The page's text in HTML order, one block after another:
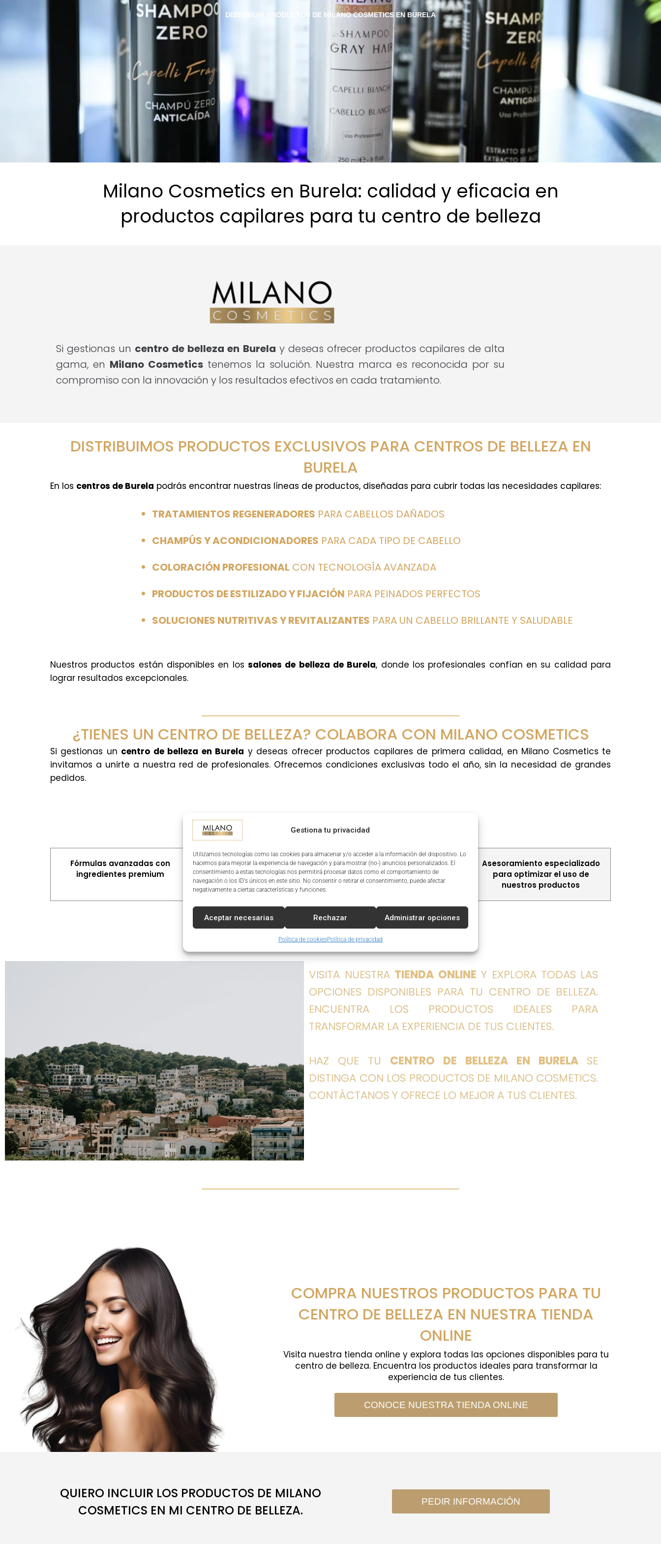
Gestiona tu privacidad
Utilizamos tecnologías como las cookies para almacenar y/o acceder a la información del dispositivo. Lo
hacemos para mejorar la experiencia de navegación y para mostrar (no-) anuncios personalizados. El
consentimiento a estas tecnologías nos permitirá procesar datos como el comportamiento de
navegación o los ID's únicos en este sitio. No consentir o retirar el consentimiento, puede afectar
negativamente a ciertas características y funciones.
Aceptar necesarias Rechazar Administrar opciones
Política de cookiesPolítica de privacidad
DISTRIBUIR PRODUCTOS DE MILANO COSMETICS EN BURELA
Milano Cosmetics en Burela: calidad y eficacia en
productos capilares para tu centro de belleza
Si gestionas un centro de belleza en Burela y deseas ofrecer productos capilares de alta
gama, en Milano Cosmeticstenemos la solución. Nuestra marca es reconocida por su
compromiso con la innovación y los resultados efectivos en cada tratamiento.
DISTRIBUIMOS PRODUCTOS EXCLUSIVOS PARA CENTROS DE BELLEZA EN
BURELA
En los centros de Burela podrás encontrar nuestras líneas de productos, diseñadas para cubrir todas las necesidades capilares:
TRATAMIENTOS REGENERADORES PARA CABELLOS DAÑADOS
CHAMPÚS Y ACONDICIONADORES PARA CADA TIPO DE CABELLO
COLORACIÓN PROFESIONAL CON TECNOLOGÍA AVANZADA
PRODUCTOS DE ESTILIZADO Y FIJACIÓN PARA PEINADOS PERFECTOS
SOLUCIONES NUTRITIVAS Y REVITALIZANTES PARA UN CABELLO BRILLANTE Y SALUDABLE
Nuestros productos están disponibles en los salones de belleza de Burela, donde los profesionales confían en su calidad para
lograr resultados excepcionales.
¿TIENES UN CENTRO DE BELLEZA? COLABORA CON MILANO COSMETICS
Si gestionas un centro de belleza en Burela y deseas ofrecer productos capilares de primera calidad, en Milano Cosmetics te
invitamos a unirte a nuestra red de profesionales. Ofrecemos condiciones exclusivas todo el año, sin la necesidad de grandes
pedidos.
AL ELEGIR MILANO COSMETICS, OBTIENES:
Fórmulas avanzadas con
ingredientes premium
Resultados garantizados en
cada tratamiento
Condiciones especiales para
compras al por mayor
Asesoramiento especializado
para optimizar el uso de
nuestros productos
VISITA NUESTRA TIENDA ONLINE Y EXPLORA TODAS LAS
OPCIONES DISPONIBLES PARA TU CENTRO DE BELLEZA.
ENCUENTRA LOS PRODUCTOS IDEALES PARA
TRANSFORMAR LA EXPERIENCIA DE TUS CLIENTES.
HAZ QUE TU CENTRO DE BELLEZA EN BURELASE
DISTINGA CON LOS PRODUCTOS DE MILANO COSMETICS.
CONTÁCTANOS Y OFRECE LO MEJOR A TUS CLIENTES.
COMPRA NUESTROS PRODUCTOS PARA TU
CENTRO DE BELLEZA EN NUESTRA TIENDA
ONLINE
Visita nuestra tienda online y explora todas las opciones disponibles para tu
centro de belleza. Encuentra los productos ideales para transformar la
experiencia de tus clientes.
CONOCE NUESTRA TIENDA ONLINE
QUIERO INCLUIR LOS PRODUCTOS DE MILANO
COSMETICS EN MI CENTRO DE BELLEZA.
PEDIR INFORMACIÓN